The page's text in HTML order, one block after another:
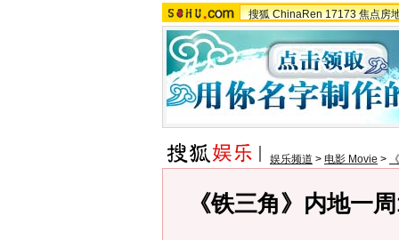
搜狐 ChinaRen 17173 焦点房
娱乐频道 > 电影 Movie >
《铁三角》内地一